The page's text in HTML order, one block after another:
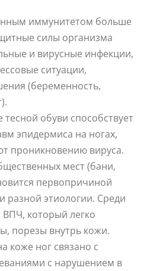
иммунитетом больше
силы организма
и вирусные инфекции,
ситуации,
(беременность,
обуви способствует
эпидермиса на ногах,
проникновению вируса.
мест (бани,
первопричиной
разной этиологии. Среди
который легко
порезы внутрь кожи.
коже ног связано с
с нарушением в